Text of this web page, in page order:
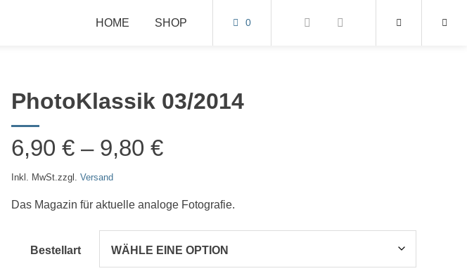
HOME SHOP 0
PhotoKlassik 03/2014
6,90 € – 9,80 €
Inkl. MwSt.zzgl. Versand
Das Magazin für aktuelle analoge Fotografie.
Bestellart